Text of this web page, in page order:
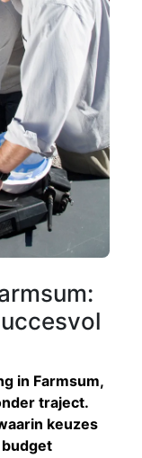
in Farmsum,
traject.
keuzes